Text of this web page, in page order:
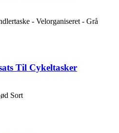
Til Cykeltasker